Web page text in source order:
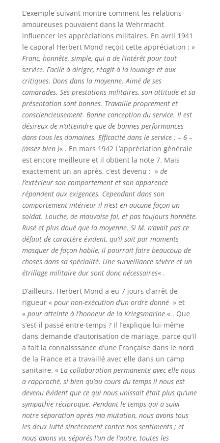
L’exemple suivant montre comment les relations
amoureuses pouvaient dans la Wehrmacht
influencer les appréciations militaires. En avril 1941
le caporal Herbert Mond reçoit cette appréciation : »
Franc, honnête, simple, qui a de l’intérêt pour tout
service. Facile à diriger, réagit à la louange et aux
critiques. Dons dans la moyenne. Aimé de ses
camarades. Ses prestations militaires, son attitude et sa
présentation sont bonnes. Travaille proprement et
consciencieusement. Bonne conception du service. Il est
désireux de n’atteindre que de bonnes performances
dans tous les domaines. Efficacité dans le service : – 6 –
(assez bien )« . En mars 1942 L’appréciation générale
est encore meilleure et il obtient la note 7. Mais
exactement un an après, c’est devenu : » de
l’extérieur son comportement et son apparence
répondent aux exigences. Cependant dans son
comportement intérieur il n’est en aucune façon un
soldat. Louche, de mauvaise foi, et pas toujours honnête.
Rusé et plus doué que la moyenne. Si M. n’avait pas ce
défaut de caractère évident, qu’il sait par moments
masquer de façon habile, il pourrait faire beaucoup de
choses dans sa spécialité. Une surveillance sévère et un
étrillage militaire dur sont donc nécessaires« .
D’ailleurs, Herbert Mond a eu 7 jours d’arrêt de
rigueur « pour non-exécution d’un ordre donné» et
« pour atteinte à l’honneur de la Kriegsmarine« . Que
s’est-il passé entre-temps ? Il l’explique lui-même
dans demande d’autorisation de mariage, parce qu’il
a fait la connaisssance d’une Française dans le nord
de la France et a travaillé avec elle dans un camp
sanitaire. « La collaboration permanente avec elle nous
a rapproché, si bien qu’au cours du temps il nous est
devenu évident que ce qui nous unissait était plus qu’une
sympathie réciproque. Pendant le temps qui a suivi
notre séparation après ma mutation, nous avons tous
les deux lutté sincèrement contre nos sentiments ; et
nous avons vu, séparés l’un de l’autre, toutes les